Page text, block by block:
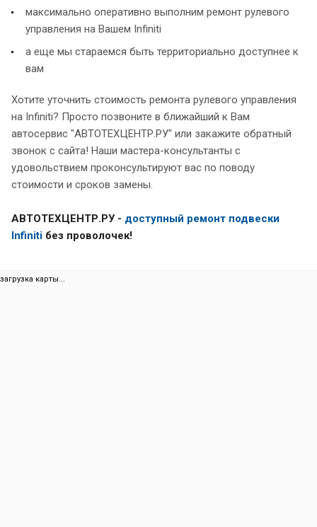
максимально оперативно выполним ремонт рулевого
управления на Вашем Infiniti
а еще мы стараемся быть территориально доступнее к
вам
Хотите уточнить стоимость ремонта рулевого управления
на Infiniti? Просто позвоните в ближайший к Вам
автосервис "АВТОТЕХЦЕНТР.РУ" или закажите обратный
звонок с сайта! Наши мастера-консультанты с
удовольствием проконсультируют вас по поводу
стоимости и сроков замены.
АВТОТЕХЦЕНТР.РУ - доступный ремонт подвески
Infiniti без проволочек!
загрузка карты...